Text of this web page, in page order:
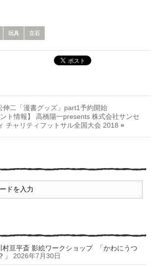
玩具 立石
伸二「漫書グッズ」part1予約開始
ト情報】 高橋陽一presents 株式会社サンセ
チャリティフットサル全国大会 2018 »
村亘平斎 影絵ワークショップ 「かわにうつ
2026年7月30日